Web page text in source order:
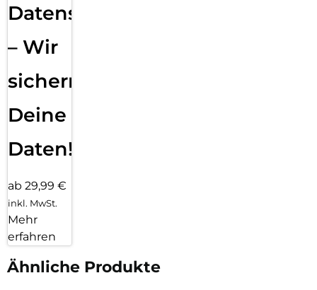
Datensicherung
– Wir
sichern
Deine
Daten!
ab 29,99 €
inkl. MwSt.
Mehr
erfahren
Ähnliche Produkte